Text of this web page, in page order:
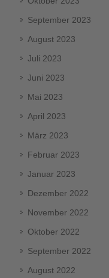
September 2023
August 2023
Juli 2023
Juni 2023
Mai 2023
April 2023
März 2023
Februar 2023
Januar 2023
Dezember 2022
November 2022
Oktober 2022
September 2022
August 2022